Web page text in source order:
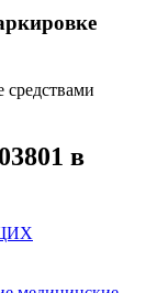
средствами
в